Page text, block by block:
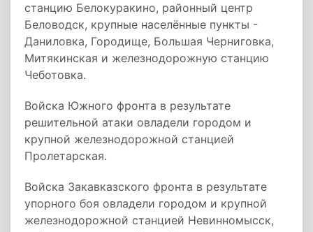
станцию Белокуракино, районный центр
Беловодск, крупные населённые пункты -
Даниловка, Городище, Большая Черниговка,
Митякинская и железнодорожную станцию
Чеботовка.
Войска Южного фронта в результате
решительной атаки овладели городом и
крупной железнодорожной станцией
Пролетарская.
Войска Закавказского фронта в результате
упорного боя овладели городом и крупной
железнодорожной станцией Невинномысск,